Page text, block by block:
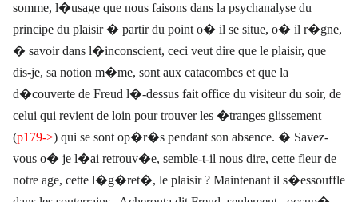
somme, l�usage que nous faisons dans la psychanalyse du
principe du plaisir � partir du point o� il se situe, o� il r�gne,
� savoir dans l�inconscient, ceci veut dire que le plaisir, que
dis-je, sa notion m�me, sont aux catacombes et que la
d�couverte de Freud l�-dessus fait office du visiteur du soir, de
celui qui revient de loin pour trouver les �tranges glissement
(p179->) qui se sont op�r�s pendant son absence. � Savez-
vous o� je l�ai retrouv�e, semble-t-il nous dire, cette fleur de
notre age, cette l�g�ret�, le plaisir ? Maintenant il s�essouffle